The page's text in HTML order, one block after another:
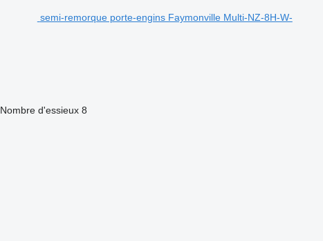
semi-remorque porte-engins Faymonville Multi-NZ-8H-W-
Nombre d'essieux 8